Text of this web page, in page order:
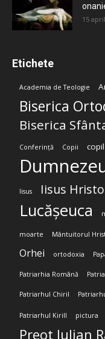
15
Etichete
Academia de Teologie
Biserica
Biserica
Conferință Copii copil
Iisus Iisus
Lucășeuca
moarte Mântuitorul
Orhei ortodoxia
Patriarhia Română
Patriarhul Chiril
Patriarhul Kirill pictura
Preot Iulian